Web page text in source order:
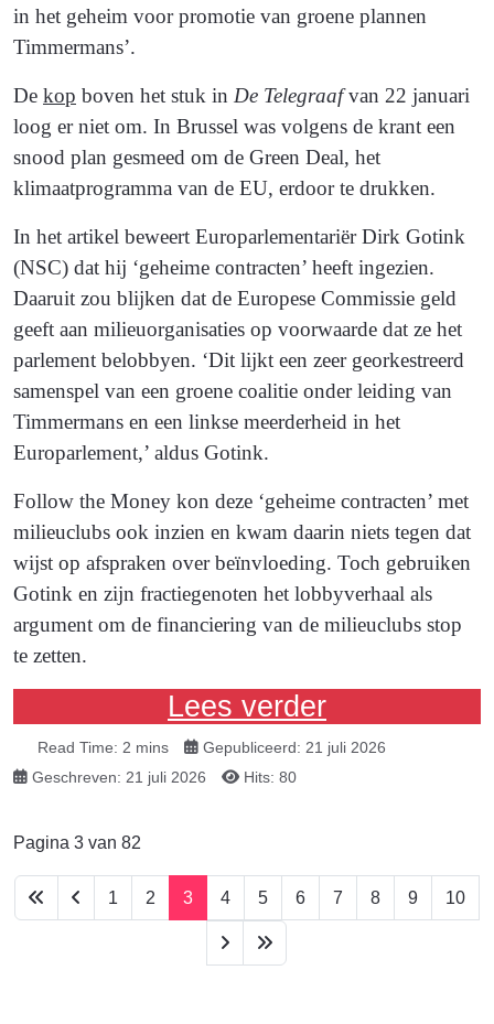
in het geheim voor promotie van groene plannen
Timmermans’.
De kop boven het stuk in De Telegraafvan 22 januari
loog er niet om. In Brussel was volgens de krant een
snood plan gesmeed om de Green Deal, het
klimaatprogramma van de EU, erdoor te drukken.
In het artikel beweert Europarlementariër Dirk Gotink
(NSC) dat hij ‘geheime contracten’ heeft ingezien.
Daaruit zou blijken dat de Europese Commissie geld
geeft aan milieuorganisaties op voorwaarde dat ze het
parlement belobbyen. ‘Dit lijkt een zeer georkestreerd
samenspel van een groene coalitie onder leiding van
Timmermans en een linkse meerderheid in het
Europarlement,’ aldus Gotink.
Follow the Money kon deze ‘geheime contracten’ met
milieuclubs ook inzien en kwam daarin niets tegen dat
wijst op afspraken over beïnvloeding. Toch gebruiken
Gotink en zijn fractiegenoten het lobbyverhaal als
argument om de financiering van de milieuclubs stop
te zetten.
Lees verder
Read Time: 2 mins
Gepubliceerd: 21 juli 2026
Geschreven: 21 juli 2026
Hits: 80
Pagina 3 van 82
1 2 3 4 5 6 7 8 9 10